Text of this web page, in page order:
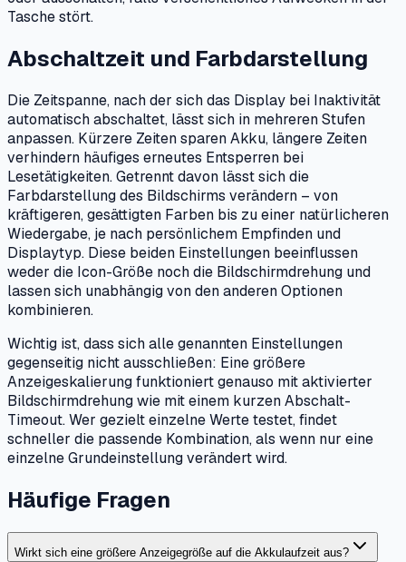
Tasche stört.
Abschaltzeit und Farbdarstellung
Die Zeitspanne, nach der sich das Display bei Inaktivität
automatisch abschaltet, lässt sich in mehreren Stufen
anpassen. Kürzere Zeiten sparen Akku, längere Zeiten
verhindern häufiges erneutes Entsperren bei
Lesetätigkeiten. Getrennt davon lässt sich die
Farbdarstellung des Bildschirms verändern – von
kräftigeren, gesättigten Farben bis zu einer natürlicheren
Wiedergabe, je nach persönlichem Empfinden und
Displaytyp. Diese beiden Einstellungen beeinflussen
weder die Icon-Größe noch die Bildschirmdrehung und
lassen sich unabhängig von den anderen Optionen
kombinieren.
Wichtig ist, dass sich alle genannten Einstellungen
gegenseitig nicht ausschließen: Eine größere
Anzeigeskalierung funktioniert genauso mit aktivierter
Bildschirmdrehung wie mit einem kurzen Abschalt-
Timeout. Wer gezielt einzelne Werte testet, findet
schneller die passende Kombination, als wenn nur eine
einzelne Grundeinstellung verändert wird.
Häufige Fragen
Wirkt sich eine größere Anzeigegröße auf die Akkulaufzeit aus?